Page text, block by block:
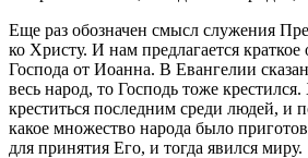
Еще раз обозначен смысл служения
ко Христу. И нам предлагается
Господа от Иоанна. В Евангелии
весь народ, то Господь тоже
креститься последним среди людей, и
какое множество народа было
для принятия Его, и тогда явился миру.